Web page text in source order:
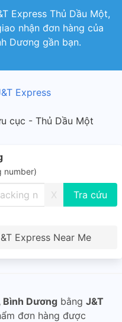
Express Thủ Dầu Một,
nhận đơn hàng của
Dương gần bạn.
Express
cục - Thủ Dầu Một
number)
X
Express Near Me
Bình Dương bằng J&T
đơn hàng được